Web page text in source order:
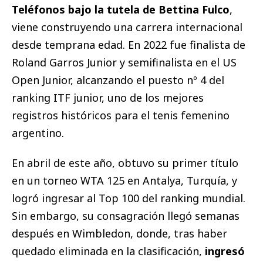
Teléfonos bajo la tutela de Bettina Fulco,
viene construyendo una carrera internacional
desde temprana edad. En 2022 fue finalista de
Roland Garros Junior y semifinalista en el US
Open Junior, alcanzando el puesto nº 4 del
ranking ITF junior, uno de los mejores
registros históricos para el tenis femenino
argentino.
En abril de este año, obtuvo su primer título
en un torneo WTA 125 en Antalya, Turquía, y
logró ingresar al Top 100 del ranking mundial.
Sin embargo, su consagración llegó semanas
después en Wimbledon, donde, tras haber
quedado eliminada en la clasificación, ingresó